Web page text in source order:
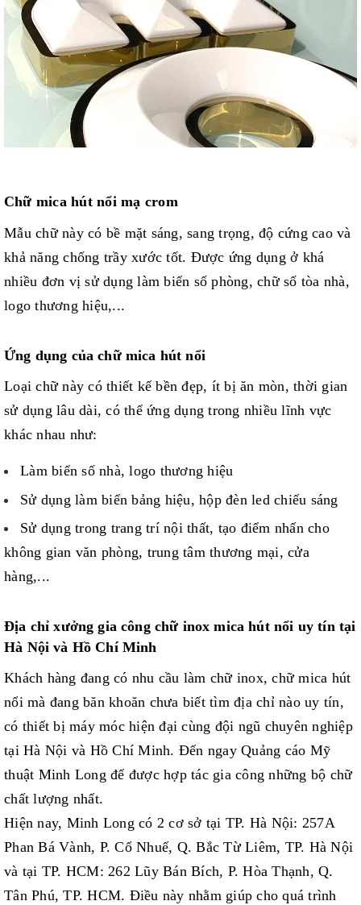
Chữ mica hút nổi mạ crom
Mẫu chữ này có bề mặt sáng, sang trọng, độ cứng cao và
khả năng chống trầy xước tốt. Được ứng dụng ở khá
nhiều đơn vị sử dụng làm biển số phòng, chữ số tòa nhà,
logo thương hiệu,...
Ứng dụng của chữ mica hút nổi
Loại chữ này có thiết kế bền đẹp, ít bị ăn mòn, thời gian
sử dụng lâu dài, có thể ứng dụng trong nhiều lĩnh vực
khác nhau như:
Làm biển số nhà, logo thương hiệu
Sử dụng làm biển bảng hiệu, hộp đèn led chiếu sáng
Sử dụng trong trang trí nội thất, tạo điểm nhấn cho
không gian văn phòng, trung tâm thương mại, cửa
hàng,...
Địa chỉ xưởng gia công chữ inox mica hút nổi uy tín tại
Hà Nội và Hồ Chí Minh
Khách hàng đang có nhu cầu làm chữ inox, chữ mica hút
nổi mà đang băn khoăn chưa biết tìm địa chỉ nào uy tín,
có thiết bị máy móc hiện đại cùng đội ngũ chuyên nghiệp
tại Hà Nội và Hồ Chí Minh. Đến ngay Quảng cáo Mỹ
thuật Minh Long để được hợp tác gia công những bộ chữ
chất lượng nhất.
Hiện nay, Minh Long có 2 cơ sở tại TP. Hà Nội: 257A
Phan Bá Vành, P. Cổ Nhuế, Q. Bắc Từ Liêm, TP. Hà Nội
và tại TP. HCM: 262 Lũy Bán Bích, P. Hòa Thạnh, Q.
Tân Phú, TP. HCM. Điều này nhằm giúp cho quá trình